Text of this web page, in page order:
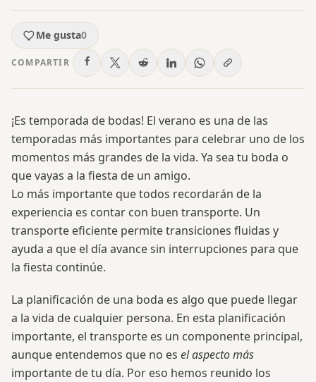
Me gusta0
COMPARTIR
¡Es temporada de bodas! El verano es una de las
temporadas más importantes para celebrar uno de los
momentos más grandes de la vida. Ya sea tu boda o
que vayas a la fiesta de un amigo.
Lo más importante que todos recordarán de la
experiencia es contar con buen transporte. Un
transporte eficiente permite transiciones fluidas y
ayuda a que el día avance sin interrupciones para que
la fiesta continúe.
La planificación de una boda es algo que puede llegar
a la vida de cualquier persona. En esta planificación
importante, el transporte es un componente principal,
aunque entendemos que no es el aspecto más
importante de tu día. Por eso hemos reunido los